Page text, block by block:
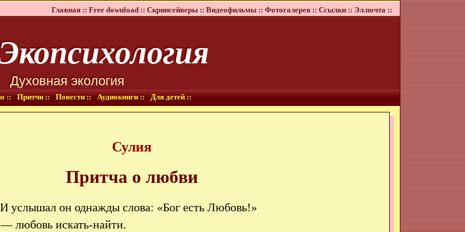
Главная :: Free download :: Скринсейверы :: Видеофильмы :: Фотогалерея :: Ссылки :: Эл.почта ::
Духовная экология
:: Притчи :: Повести :: Аудиокниги :: Для детей ::
Сулия
Притча о любви
услышал он однажды слова: «Бог есть Любовь!»
любовь искать-найти.